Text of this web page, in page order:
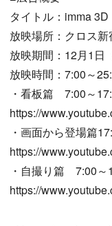
タイトル：imma 3D
放映場所：クロス
放映期間：12月1日
放映時間：7:00～
・看板篇 7:00～
https://
・画面から登場篇
https://
・自撮り篇 7:00～
https://